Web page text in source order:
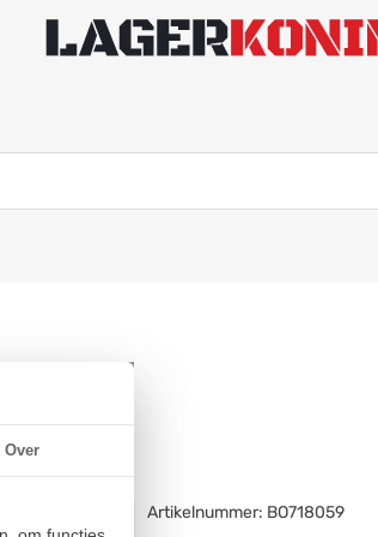
Over
Artikelnummer: BO718059